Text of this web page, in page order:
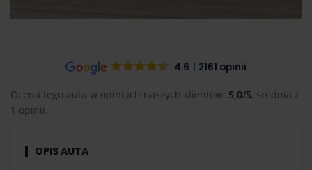
4.6 2161 opinii
Ocena tego auta w opiniach naszych klientów: 5,0/5, średnia z
1 opinii.
OPIS AUTA